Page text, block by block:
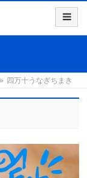
» 四万十うなぎちまき